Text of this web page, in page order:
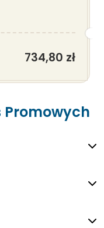
734,80 zł
Promowych